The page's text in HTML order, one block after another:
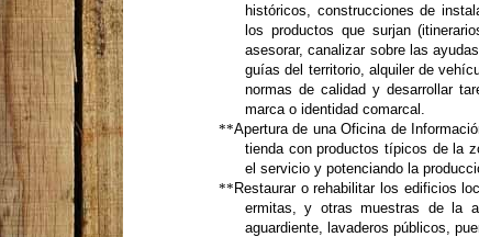
históricos, construcciones de
los productos que surjan
asesorar, canalizar sobre las
guías del territorio, alquiler de
normas de calidad y desarrollar
marca o identidad comarcal.
**Apertura de una Oficina de
tienda con productos típicos de la
el servicio y potenciando la
**Restaurar o rehabilitar los edificios
ermitas, y otras muestras de la
aguardiente, lavaderos públicos,